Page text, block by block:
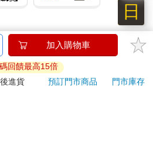
作ATM! 如接獲電話要求您前往
示，以免受騙上當！
期，退回商品須為全新狀態**
加入購物車
回饋最高15倍
後進貨 預訂門市商品
門市庫存
日